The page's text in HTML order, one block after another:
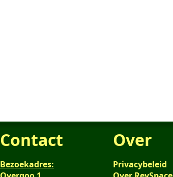
Contact
Bezoekadres:
Over
Privacybeleid